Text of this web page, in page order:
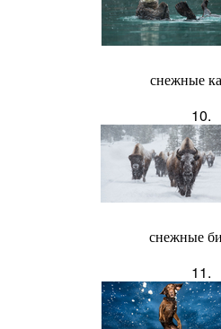
снежные
10.
снежные
11.